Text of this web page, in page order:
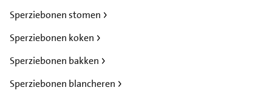
Sperziebonen stomen
Sperziebonen koken
Sperziebonen bakken
Sperziebonen blancheren